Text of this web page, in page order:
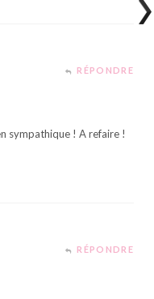
RÉPONDRE
sympathique ! A refaire !
RÉPONDRE